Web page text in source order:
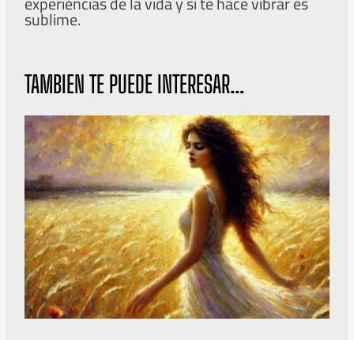
sublime.
TAMBIEN TE PUEDE INTERESAR...